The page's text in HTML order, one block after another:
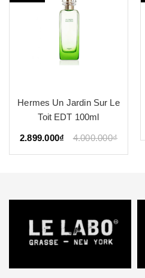
Hermes Un Jardin Sur Le
Toit EDT 100ml
2.899.000₫ 4.000.000₫